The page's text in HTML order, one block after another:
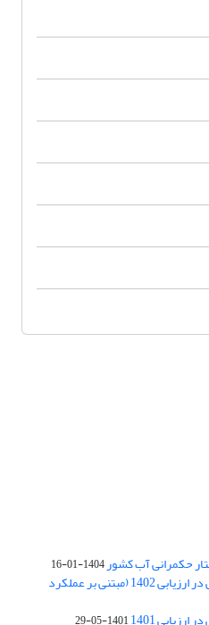
حکمرانی آب کشور1404-01-16
کسب رتبه الف مجلات علمی پژوهشی در ارزیابی 1402 (مبتنی بر عملکرد
1401
1401-05-29